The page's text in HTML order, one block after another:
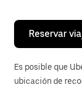
cerrar
calendario.
Reservar
Es posible que
ubicación de